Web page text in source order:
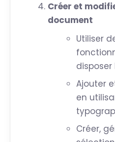
Créer et
document
Utiliser
Ajouter
en
Créer,